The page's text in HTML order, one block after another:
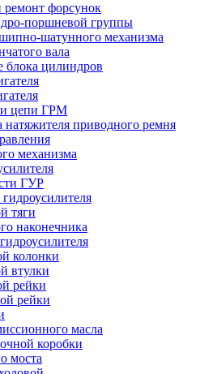
форсунок
поршневой группы
шатунного механизма
вала
блока цилиндров
и цепи ГРМ
натяжителя приводного ремня
механизма
ГУР
тяги
наконечника
колонки
втулки
рейки
рейки
масла
коробки
моста